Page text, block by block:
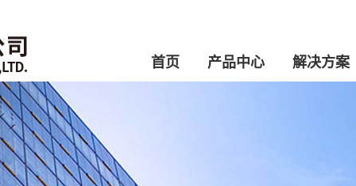
首页 产品中心 解决方案